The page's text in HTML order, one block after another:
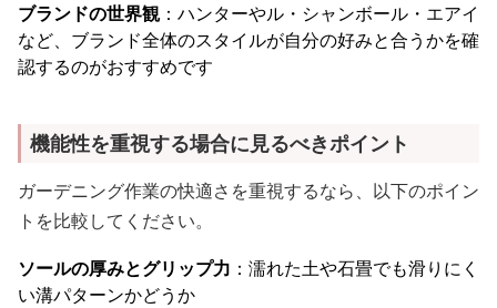
ブランドの世界観：ハンターやル・シャンボール・エアイ
など、ブランド全体のスタイルが自分の好みと合うかを確
認するのがおすすめです
機能性を重視する場合に見るべきポイント
ガーデニング作業の快適さを重視するなら、以下のポイン
トを比較してください。
ソールの厚みとグリップ力 ：濡れた土や石畳でも滑りにく
い溝パターンかどうか